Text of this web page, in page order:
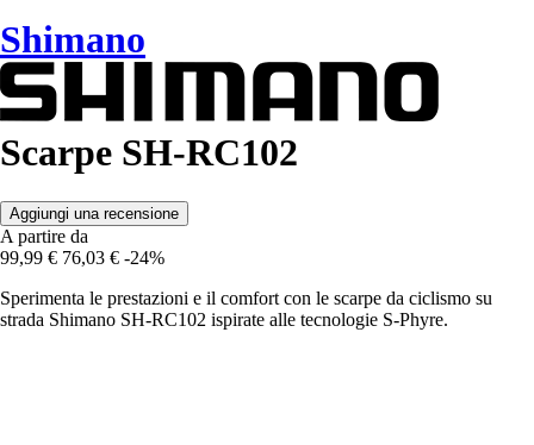
Shimano
Scarpe SH-RC102
Aggiungi una recensione
A partire da
99,99 € 76,03 € -24%
Sperimenta le prestazioni e il comfort con le scarpe da ciclismo su
strada Shimano SH-RC102 ispirate alle tecnologie S-Phyre.